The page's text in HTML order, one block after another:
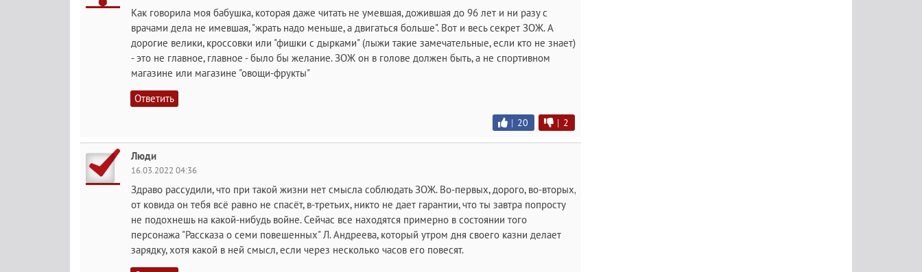
Как говорила моя бабушка, которая даже читать не умевшая, дожившая до 96 лет и ни разу с
врачами дела не имевшая, "жрать надо меньше, а двигаться больше". Вот и весь секрет ЗОЖ. А
дорогие велики, кроссовки или "фишки с дырками" (лыжи такие замечательные, если кто не знает)
- это не главное, главное - было бы желание. ЗОЖ он в голове должен быть, а не спортивном
магазине или магазине "овощи-фрукты"
Ответить
| 20 | 2
Люди
16.03.2022 04:36
Здраво рассудили, что при такой жизни нет смысла соблюдать ЗОЖ. Во-первых, дорого, во-вторых,
от ковида он тебя всë равно не спасëт, в-третьих, никто не дает гарантии, что ты завтра попросту
не подохнешь на какой-нибудь войне. Сейчас все находятся примерно в состоянии того
персонажа "Рассказа о семи повешенных" Л. Андреева, который утром дня своего казни делает
зарядку, хотя какой в ней смысл, если через несколько часов его повесят.